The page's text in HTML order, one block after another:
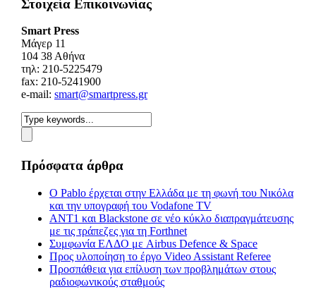
Στοιχεία Επικοινωνίας
Smart Press
Mάγερ 11
104 38 Αθήνα
τηλ: 210-5225479
fax: 210-5241900
e-mail: smart@smartpress.gr
Πρόσφατα άρθρα
Ο Pablo έρχεται στην Ελλάδα με τη φωνή του Νικόλα
και την υπογραφή του Vodafone TV
ΑΝΤ1 και Blackstone σε νέο κύκλο διαπραγμάτευσης
με τις τράπεζες για τη Forthnet
Συμφωνία ΕΛΔΟ με Airbus Defence & Space
Προς υλοποίηση το έργο Video Assistant Referee
Προσπάθεια για επίλυση των προβλημάτων στους
ραδιοφωνικούς σταθμούς